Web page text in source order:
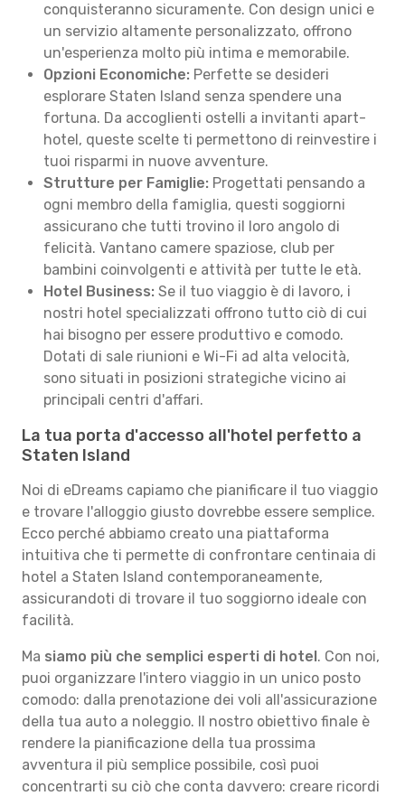
conquisteranno sicuramente. Con design unici e
un servizio altamente personalizzato, offrono
un'esperienza molto più intima e memorabile.
Opzioni Economiche: Perfette se desideri
esplorare Staten Island senza spendere una
fortuna. Da accoglienti ostelli a invitanti apart-
hotel, queste scelte ti permettono di reinvestire i
tuoi risparmi in nuove avventure.
Strutture per Famiglie: Progettati pensando a
ogni membro della famiglia, questi soggiorni
assicurano che tutti trovino il loro angolo di
felicità. Vantano camere spaziose, club per
bambini coinvolgenti e attività per tutte le età.
Hotel Business: Se il tuo viaggio è di lavoro, i
nostri hotel specializzati offrono tutto ciò di cui
hai bisogno per essere produttivo e comodo.
Dotati di sale riunioni e Wi-Fi ad alta velocità,
sono situati in posizioni strategiche vicino ai
principali centri d'affari.
La tua porta d'accesso all'hotel perfetto a
Staten Island
Noi di eDreams capiamo che pianificare il tuo viaggio
e trovare l'alloggio giusto dovrebbe essere semplice.
Ecco perché abbiamo creato una piattaforma
intuitiva che ti permette di confrontare centinaia di
hotel a Staten Island contemporaneamente,
assicurandoti di trovare il tuo soggiorno ideale con
facilità.
Ma siamo più che semplici esperti di hotel. Con noi,
puoi organizzare l'intero viaggio in un unico posto
comodo: dalla prenotazione dei voli all'assicurazione
della tua auto a noleggio. Il nostro obiettivo finale è
rendere la pianificazione della tua prossima
avventura il più semplice possibile, così puoi
concentrarti su ciò che conta davvero: creare ricordi